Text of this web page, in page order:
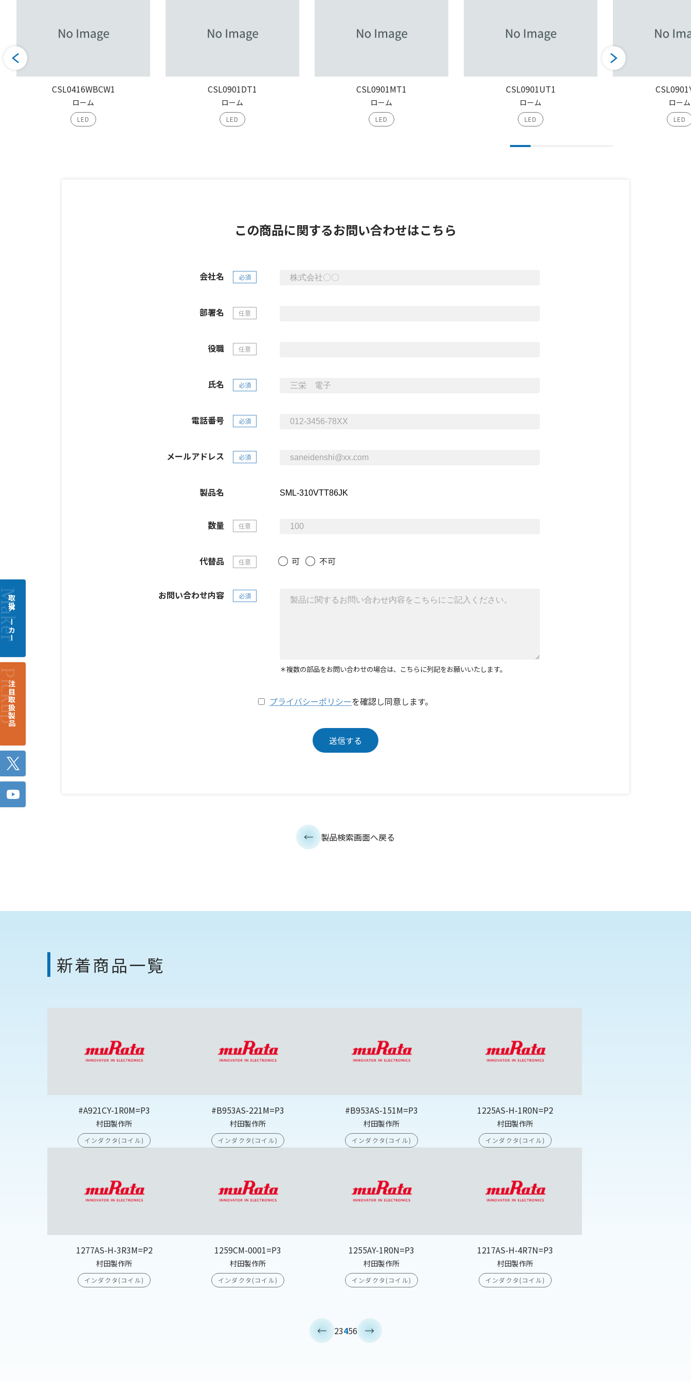
CSL0416WBCW1
ローム
LED
CSL0901DT1
ローム
LED
CSL0901MT1
ローム
LED
CSL0901UT1
ローム
LED
ローム
LED
この商品に関するお問い合わせはこちら
会社名 必須
部署名 任意
役職 任意
氏名 必須
電話番号 必須
メールアドレス 必須
製品名
数量 任意
代替品 任意 可 不可
お問い合わせ内容 必須
＊複数の部品をお問い合わせの場合は、こちらに列記をお願いいたします。
プライバシーポリシーを確認し同意します。
製品検索画面へ戻る
新着商品一覧
#A921CY-1R0M=P3
村田製作所
インダクタ(コイル)
#B953AS-221M=P3
村田製作所
インダクタ(コイル)
#B953AS-151M=P3
村田製作所
インダクタ(コイル)
1225AS-H-1R0N=P2
村田製作所
インダクタ(コイル)
1277AS-H-3R3M=P2
村田製作所
インダクタ(コイル)
1259CM-0001=P3
村田製作所
インダクタ(コイル)
1255AY-1R0N=P3
村田製作所
インダクタ(コイル)
1217AS-H-4R7N=P3
村田製作所
インダクタ(コイル)
23456
取扱メーカー
注目取扱製品